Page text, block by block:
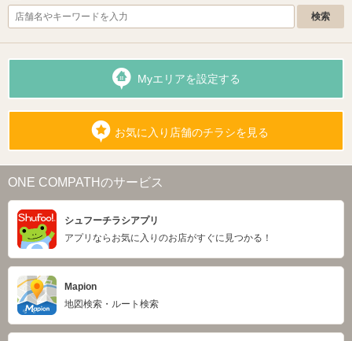
Myエリアを設定する
お気に入り店舗のチラシを見る
ONE COMPATHのサービス
シュフーチラシアプリ
アプリならお気に入りのお店がすぐに見つかる！
Mapion
地図検索・ルート検索